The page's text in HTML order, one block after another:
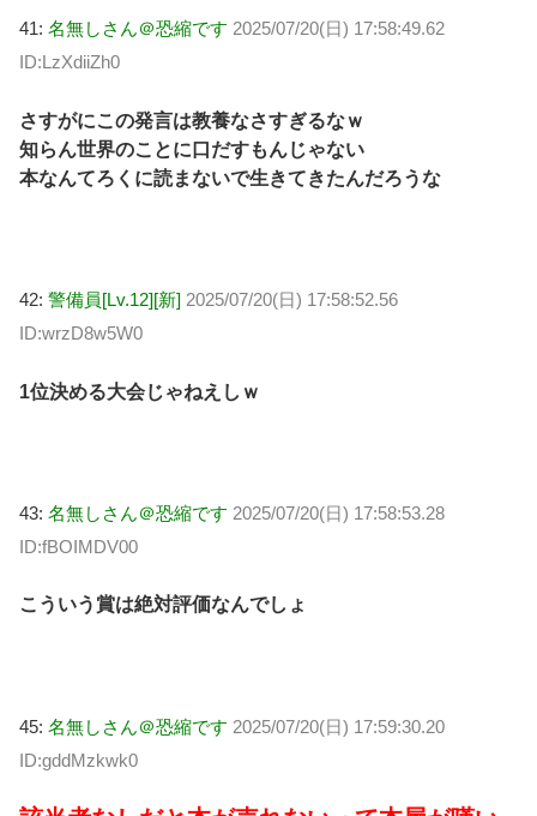
41: 名無しさん＠恐縮です 2025/07/20(日) 17:58:49.62
ID:LzXdiiZh0
さすがにこの発言は教養なさすぎるなｗ
知らん世界のことに口だすもんじゃない
本なんてろくに読まないで生きてきたんだろうな
42: 警備員[Lv.12][新] 2025/07/20(日) 17:58:52.56
ID:wrzD8w5W0
1位決める大会じゃねえしｗ
43: 名無しさん＠恐縮です 2025/07/20(日) 17:58:53.28
ID:fBOIMDV00
こういう賞は絶対評価なんでしょ
45: 名無しさん＠恐縮です 2025/07/20(日) 17:59:30.20
ID:gddMzkwk0